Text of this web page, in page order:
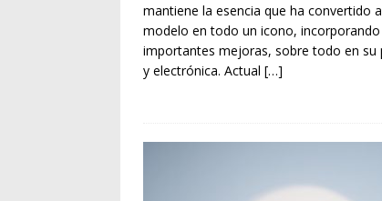
mantiene la esencia que ha convertido
modelo en todo un icono, incorporando
importantes mejoras, sobre todo en su
y electrónica. Actual […]